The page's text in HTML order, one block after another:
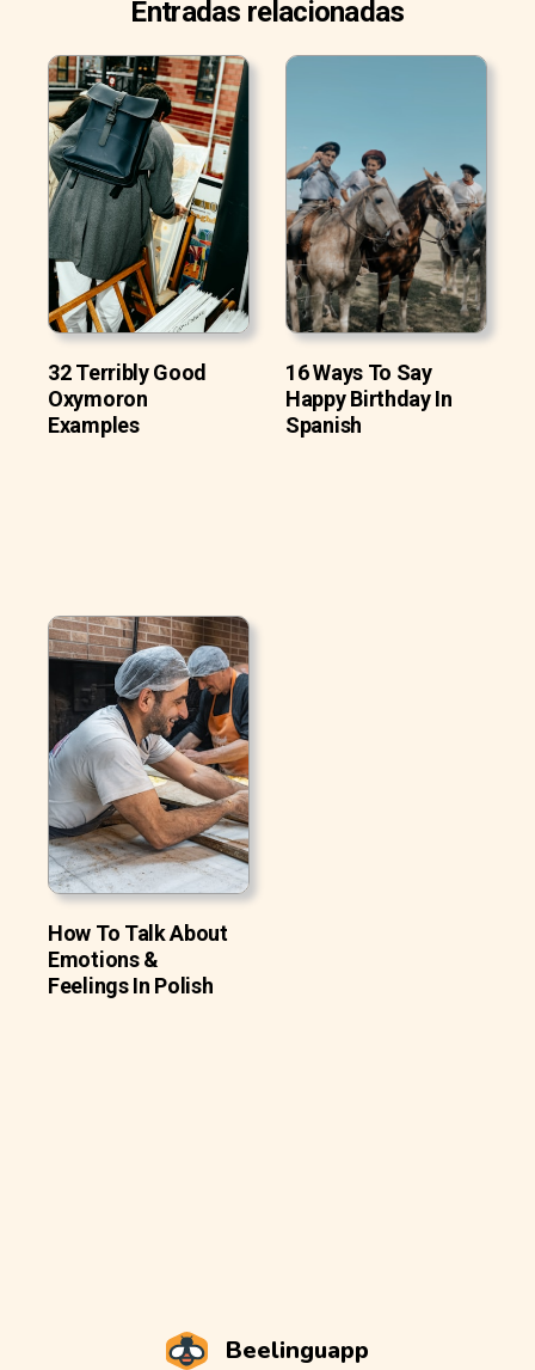
Entradas relacionadas
32 Terribly Good
Oxymoron
Examples
16 Ways To Say
Happy Birthday In
Spanish
How To Talk About
Emotions &
Feelings In Polish
Beelinguapp